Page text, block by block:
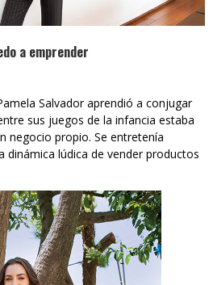
a emprender
Salvador aprendió a conjugar
sus juegos de la infancia estaba
negocio propio. Se entretenía
dinámica lúdica de vender productos